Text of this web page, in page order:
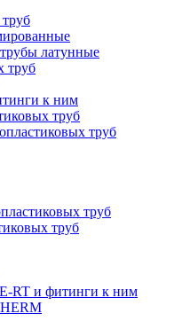
латунные
труб
к ним
труб
труб
труб
труб
RT и фитинги к ним